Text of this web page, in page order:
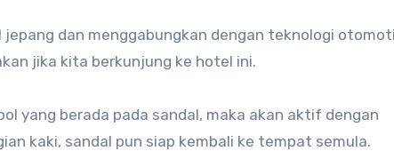
dan menggabungkan dengan teknologi
jika kita berkunjung ke hotel ini.
yang berada pada sandal, maka akan aktif dengan
kaki, sandal pun siap kembali ke tempat semula.